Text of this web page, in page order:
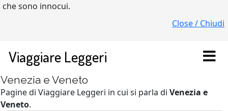
che sono innocui.
Close / Chiudi
Viaggiare Leggeri
Venezia e Veneto
Pagine di Viaggiare Leggeri in cui si parla di Venezia e
Veneto.